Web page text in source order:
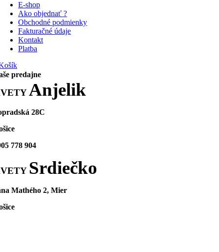
E-shop
Ako objednať ?
Obchodné podmienky
Fakturačné údaje
Kontakt
Platba
predajne
Anjelik
28C
778 904
Srdiečko
Mathého 2, Mier